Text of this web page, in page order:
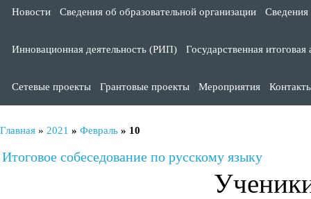
Новости Сведения об образовательной организации Сведения
Инновационная деятельность (РИП) Государственная итоговая
Сетевые проекты Грантовые проекты Мероприятия
Главная » 2021 » Февраль » 10
Итоговое собеседование по русскому языку